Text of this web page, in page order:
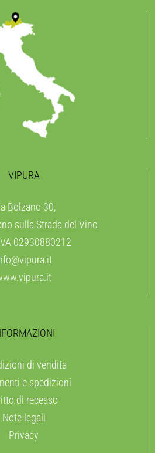
VIPURA
Bolzano 30,
sulla Strada del Vino
02930880212
di vendita
e spedizioni
di recesso
Note legali
Privacy